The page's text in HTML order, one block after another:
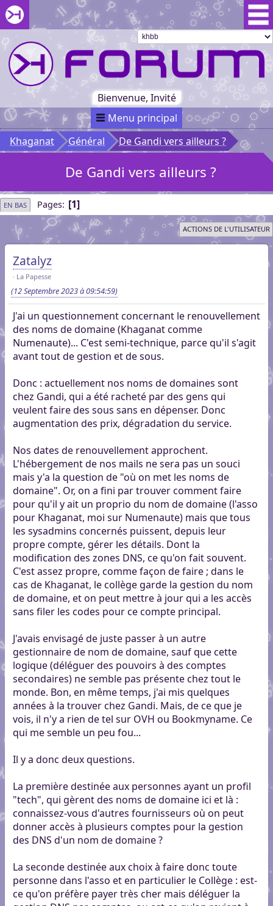
Aller au menu du forum
Aller au contenu du forum
Aller à la recherche dans le forum
Passer le
menu
Khaganat
Retour
au début
du menu
Khaganat
Bienvenue, Invité
Menu principal
Khaganat
Général De Gandi vers ailleurs ?
De Gandi vers ailleurs ?
EN BAS Pages 1
ACTIONS DE L'UTILISATEUR
Zatalyz
La Papesse
(12 Septembre 2023 à 09:54:59)
J'ai un questionnement concernant le renouvellement
des noms de domaine (Khaganat comme
Numenaute)... C'est semi-technique, parce qu'il s'agit
avant tout de gestion et de sous.
Donc : actuellement nos noms de domaines sont
chez Gandi, qui a été racheté par des gens qui
veulent faire des sous sans en dépenser. Donc
augmentation des prix, dégradation du service.
Nos dates de renouvellement approchent.
L'hébergement de nos mails ne sera pas un souci
mais y'a la question de "où on met les noms de
domaine". Or, on a fini par trouver comment faire
pour qu'il y ait un proprio du nom de domaine (l'asso
pour Khaganat, moi sur Numenaute) mais que tous
les sysadmins concernés puissent, depuis leur
propre compte, gérer les détails. Dont la
modification des zones DNS, ce qu'on fait souvent.
C'est assez propre, comme façon de faire ; dans le
cas de Khaganat, le collège garde la gestion du nom
de domaine, et on peut mettre à jour qui a les accès
sans filer les codes pour ce compte principal.
J'avais envisagé de juste passer à un autre
gestionnaire de nom de domaine, sauf que cette
logique (déléguer des pouvoirs à des comptes
secondaires) ne semble pas présente chez tout le
monde. Bon, en même temps, j'ai mis quelques
années à la trouver chez Gandi. Mais, de ce que je
vois, il n'y a rien de tel sur OVH ou Bookmyname. Ce
qui me semble un peu fou...
Il y a donc deux questions.
La première destinée aux personnes ayant un profil
"tech", qui gèrent des noms de domaine ici et là :
connaissez-vous d'autres fournisseurs où on peut
donner accès à plusieurs comptes pour la gestion
des DNS d'un nom de domaine ?
La seconde destinée aux choix à faire donc toute
personne dans l'asso et en particulier le Collège : est-
ce qu'on préfère payer très cher mais déléguer la